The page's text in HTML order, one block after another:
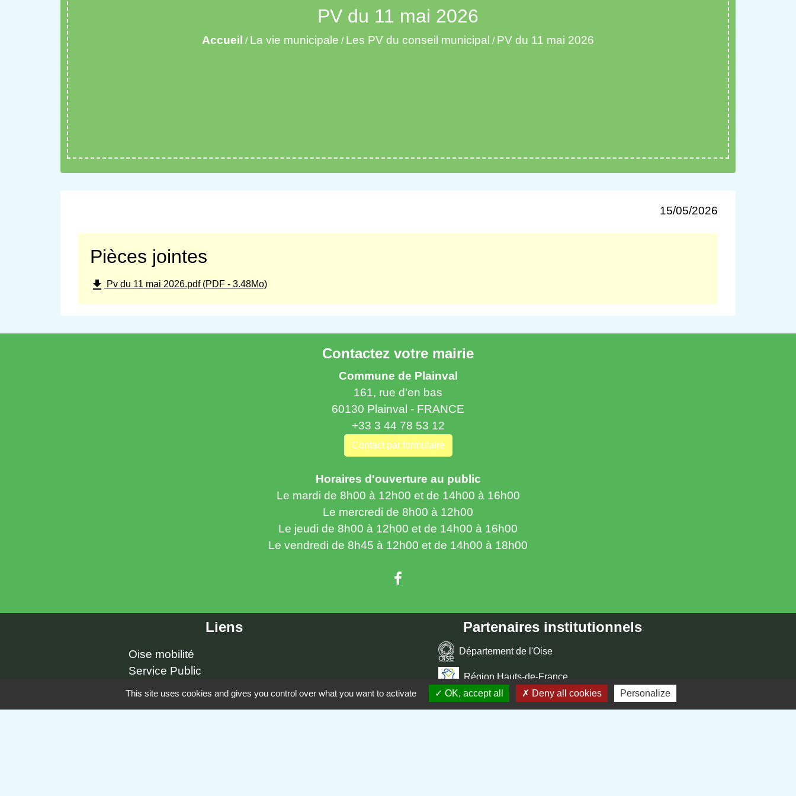
PV du 11 mai 2026
Accueil / La vie municipale / Les PV du conseil municipal / PV du 11 mai 2026
15/05/2026
Pièces jointes
file_download Pv du 11 mai 2026.pdf (PDF - 3.48Mo)
Contactez votre mairie
Commune de Plainval
161, rue d'en bas
60130 Plainval - FRANCE
+33 3 44 78 53 12
Contact par formulaire
Horaires d'ouverture au public
Le mardi de 8h00 à 12h00 et de 14h00 à 16h00
Le mercredi de 8h00 à 12h00
Le jeudi de 8h00 à 12h00 et de 14h00 à 16h00
Le vendredi de 8h45 à 12h00 et de 14h00 à 18h00
Liens
Oise mobilité
Service Public
Agence nationale des titres sécurisés
Partenaires institutionnels
Département de l'Oise
Région Hauts-de-France
Communauté de Communes du Plateau Picard
This site uses cookies and gives you control over what you want to activate OK, accept all Deny all cookies Personalize